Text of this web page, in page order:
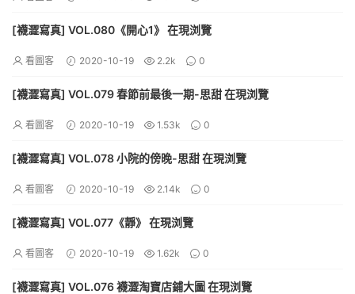
[襪澀寫真] VOL.080《開心1》 在現浏覽
看圖客 2020-10-19 2.2k 0
[襪澀寫真] VOL.079 春節前最後一期-思甜 在現浏覽
看圖客 2020-10-19 1.53k 0
[襪澀寫真] VOL.078 小院的傍晚-思甜 在現浏覽
看圖客 2020-10-19 2.14k 0
[襪澀寫真] VOL.077《靜》 在現浏覽
看圖客 2020-10-19 1.62k 0
[襪澀寫真] VOL.076 襪澀淘寶店鋪大圖 在現浏覽